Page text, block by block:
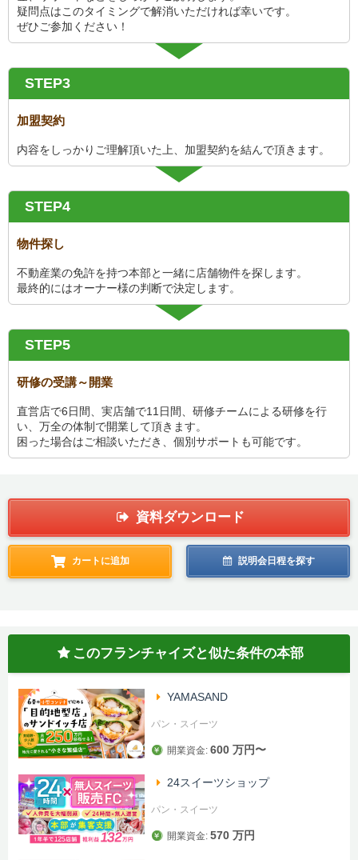
疑問点はこのタイミングで解消いただければ幸いです。
ぜひご参加ください！
STEP3
加盟契約
内容をしっかりご理解頂いた上、加盟契約を結んで頂きます。
STEP4
物件探し
不動産業の免許を持つ本部と一緒に店舗物件を探します。
最終的にはオーナー様の判断で決定します。
STEP5
研修の受講～開業
直営店で6日間、実店舗で11日間、研修チームによる研修を行
い、万全の体制で開業して頂きます。
困った場合はご相談いただき、個別サポートも可能です。
資料ダウンロード
カートに追加 説明会日程を探す
このフランチャイズと似た条件の本部
YAMASAND
パン・スイーツ
開業資金: 600 万円〜
24スイーツショップ
パン・スイーツ
開業資金: 570 万円